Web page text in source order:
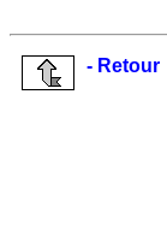
- Retour